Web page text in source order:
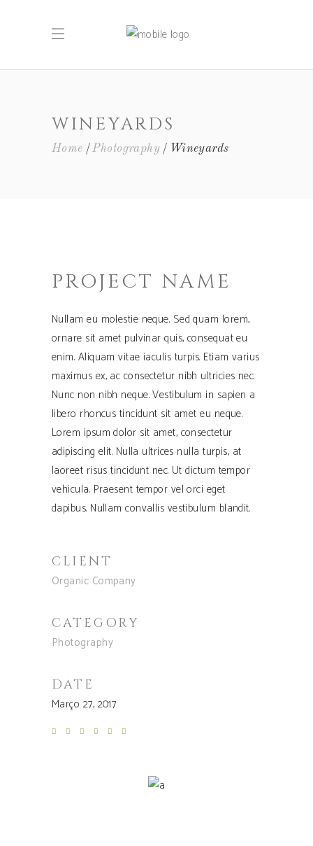
WINEYARDS
Home Photography Wineyards
PROJECT NAME
Nullam eu molestie neque. Sed quam lorem,
ornare sit amet pulvinar quis, consequat eu
enim. Aliquam vitae iaculis turpis. Etiam varius
maximus ex, ac consectetur nibh ultricies nec.
Nunc non nibh neque. Vestibulum in sapien a
libero rhoncus tincidunt sit amet eu neque.
Lorem ipsum dolor sit amet, consectetur
adipiscing elit. Nulla ultrices nulla turpis, at
laoreet risus tincidunt nec. Ut dictum tempor
vehicula. Praesent tempor vel orci eget
dapibus. Nullam convallis vestibulum blandit.
CLIENT
Organic Company
CATEGORY
Photography
DATE
Março 27, 2017